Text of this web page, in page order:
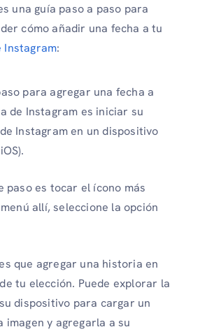
una guía paso a paso para
cómo añadir una fecha a tu
Instagram:
para agregar una fecha a
de Instagram es iniciar su
Instagram en un dispositivo
paso es tocar el ícono más
menú allí, seleccione la opción
que agregar una historia en
tu elección. Puede explorar la
dispositivo para cargar un
imagen y agregarla a su